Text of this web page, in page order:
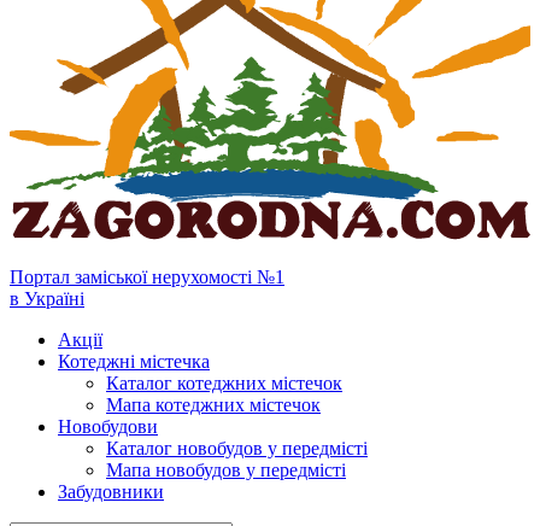
Портал заміської нерухомості №1
в Україні
Акції
Котеджні містечка
Каталог котеджних містечок
Мапа котеджних містечок
Новобудови
Каталог новобудов у передмісті
Мапа новобудов у передмісті
Забудовники